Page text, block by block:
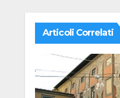
Articoli Correlati